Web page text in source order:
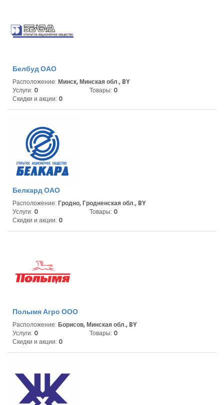
Белбуд ОАО
Расположение: Минск, Минская обл., BY
Услуги: 0 Товары: 0
Скидки и акции: 0
Белкард ОАО
Расположение: Гродно, Гродненская обл., BY
Услуги: 0 Товары: 0
Скидки и акции: 0
Полымя Агро ООО
Расположение: Борисов, Минская обл., BY
Услуги: 0 Товары: 0
Скидки и акции: 0